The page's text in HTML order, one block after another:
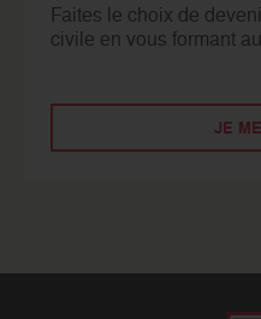
Faites le choix de
civile en vous formant
JE